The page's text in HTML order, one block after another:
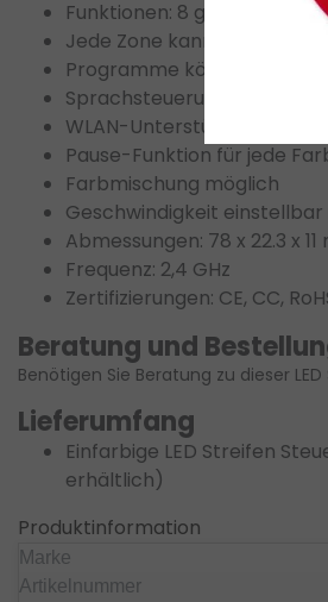
Funktionen: 8 getrennte
Jede Zone kann separat
Programme können
Sprachsteuerung möglich
WLAN-Unterstützung in
Pause-Funktion für jede
Farbmischung möglich
Geschwindigkeit einstellbar
Abmessungen: 78 x 22.3 x 11
Frequenz: 2,4 GHz
Zertifizierungen: CE, CC,
Beratung und
Benötigen Sie Beratung zu dieser
Lieferumfang
Einfarbige LED Streifen
erhältlich)
Produktinformation
Marke
Artikelnummer